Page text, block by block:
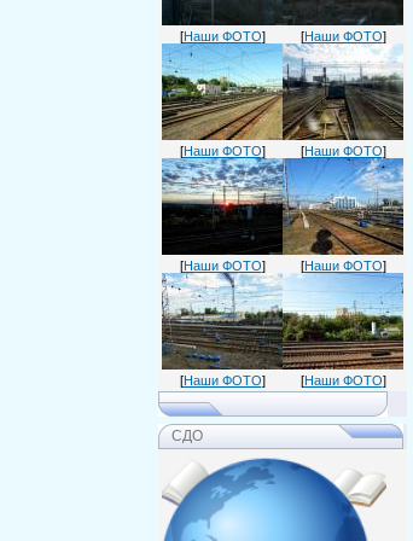
[Наши ФОТО] [Наши ФОТО]
[Наши ФОТО] [Наши ФОТО]
[Наши ФОТО] [Наши ФОТО]
[Наши ФОТО] [Наши ФОТО]
СДО